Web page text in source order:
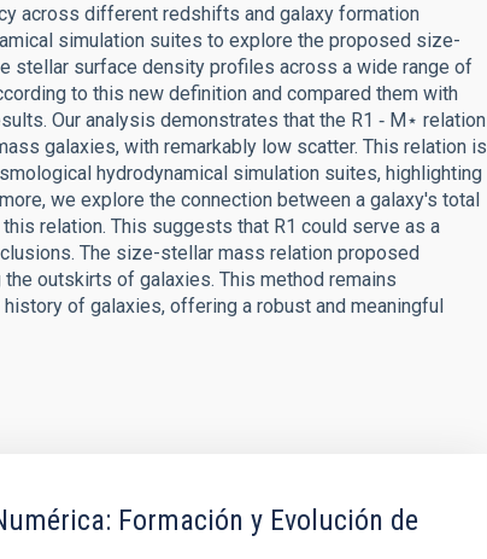
across different redshifts and galaxy formation
simulation suites to explore the proposed size-
stellar surface density profiles across a wide range of
to this new definition and compared them with
Our analysis demonstrates that the R1 ‑ M⋆ relation
galaxies, with remarkably low scatter. This relation is
hydrodynamical simulation suites, highlighting
we explore the connection between a galaxy's total
relation. This suggests that R1 could serve as a
The size-stellar mass relation proposed
outskirts of galaxies. This method remains
of galaxies, offering a robust and meaningful
Formación y Evolución de